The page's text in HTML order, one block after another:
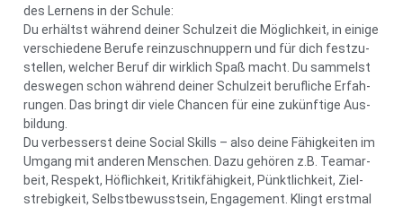
des Ler­nens in der Schu­le:
Du erhältst wäh­rend dei­ner Schul­zeit die Mög­lich­keit, in eini­ge
ver­schie­de­ne Beru­fe rein­zu­schnup­pern und für dich fest­zu­
stel­len, wel­cher Beruf dir wirk­lich Spaß macht. Du sam­melst
des­we­gen schon wäh­rend dei­ner Schul­zeit beruf­li­che Erfah­
run­gen. Das bringt dir vie­le Chan­cen für eine zukünf­ti­ge Aus­
bil­dung.
Du ver­bes­serst dei­ne Social Skills – also dei­ne Fähig­kei­ten im
Umgang mit ande­ren Men­schen. Dazu gehö­ren z.B. Team­ar­
beit, Respekt, Höf­lich­keit, Kri­tik­fä­hig­keit, Pünkt­lich­keit, Ziel­
stre­big­keit, Selbst­be­wusst­sein, Enga­ge­ment. Klingt erst­mal